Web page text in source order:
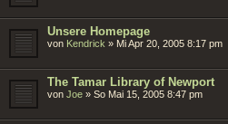
Unsere Homepage
von Kendrick » Mi Apr 20, 2005 8:17 pm
The Tamar Library of Newport
von Joe » So Mai 15, 2005 8:47 pm